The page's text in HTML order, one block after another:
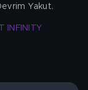
Yakut.
INFINITY